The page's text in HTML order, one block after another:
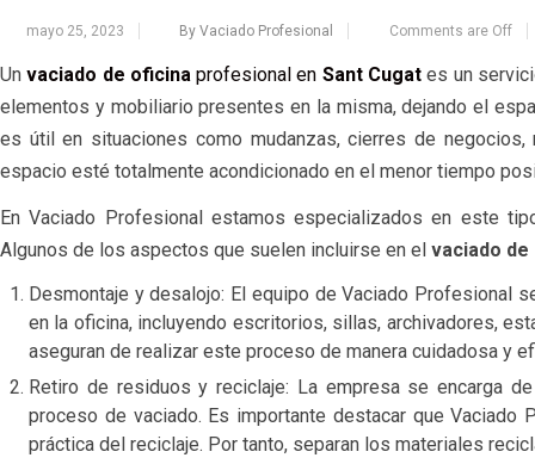
mayo 25, 2023 By Vaciado Profesional Comments are Off
Unvaciado de oficinaprofesional en Sant Cugat es un
elementos y mobiliario presentes en la misma, dejando el
es útil en situaciones como mudanzas, cierres de
espacio esté totalmente acondicionado en el menor tiempo
En Vaciado Profesional estamos especializados en este
Algunos de los aspectos que suelen incluirse en el vaciado de
Desmontaje y desalojo: El equipo de Vaciado Profesional
en la oficina, incluyendo escritorios, sillas, archivadores,
aseguran de realizar este proceso de manera cuidadosa y
Retiro de residuos y reciclaje: La empresa se encarga
proceso de vaciado. Es importante destacar que
práctica del reciclaje. Por tanto, separan los materiales